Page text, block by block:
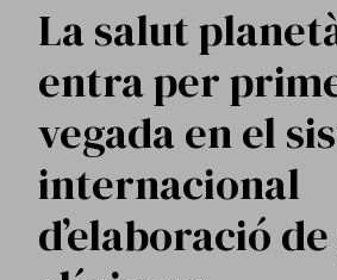
La salut
entra per
vegada en el
internacional
d’elaboració